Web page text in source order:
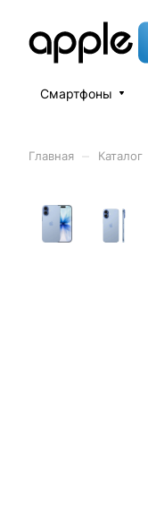
Смартфоны
Главная Каталог